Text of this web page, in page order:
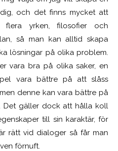
och det finns mycket att
yrken, filosofier och
så man kan alltid skapa
lösningar på olika problem.
vara bra på olika saker, en
vara bättre på att slåss
denne kan vara bättre på
Det gäller dock att hålla koll
till sin karaktär, för
rätt vid dialoger så får man
förnuft.